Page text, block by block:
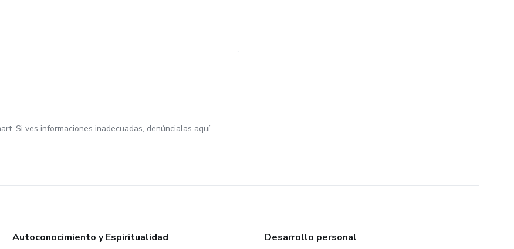
Si ves informaciones inadecuadas, denúncialas aquí
Autoconocimiento y Espiritualidad
Desarrollo personal